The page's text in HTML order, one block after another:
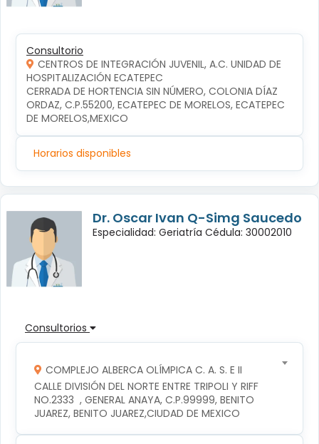
Consultorio
CENTROS DE INTEGRACIÓN JUVENIL, A.C. UNIDAD DE
HOSPITALIZACIÓN ECATEPEC
CERRADA DE HORTENCIA SIN NÚMERO, COLONIA DÍAZ
ORDAZ, C.P.55200, ECATEPEC DE MORELOS, ECATEPEC
DE MORELOS,MEXICO
Horarios disponibles
Dr. Oscar Ivan Q-Simg Saucedo
Especialidad: Geriatría Cédula: 30002010
Consultorios
COMPLEJO ALBERCA OLÍMPICA C. A. S. E II
CALLE DIVISIÓN DEL NORTE ENTRE TRIPOLI Y RIFF
NO.2333  , GENERAL ANAYA, C.P.99999, BENITO
JUAREZ, BENITO JUAREZ,CIUDAD DE MEXICO